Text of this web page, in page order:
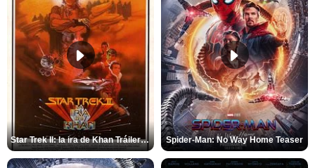
Star Trek II: la ira de Khan Tráiler VO Spider-Man: No Way Home Teaser